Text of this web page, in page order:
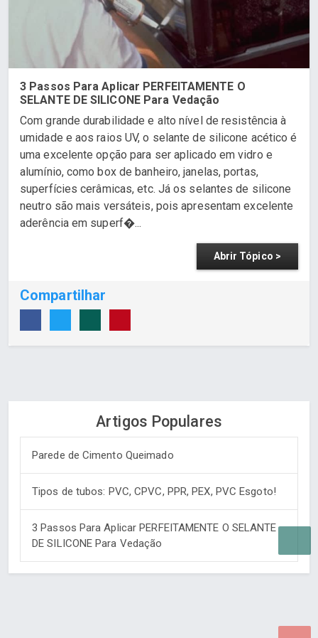
3 Passos Para Aplicar PERFEITAMENTE O
SELANTE DE SILICONE Para Vedação
Com grande durabilidade e alto nível de resistência à
umidade e aos raios UV, o selante de silicone acético é
uma excelente opção para ser aplicado em vidro e
alumínio, como box de banheiro, janelas, portas,
superfícies cerâmicas, etc. Já os selantes de silicone
neutro são mais versáteis, pois apresentam excelente
aderência em superf�...
Abrir Tópico >
Compartilhar
Artigos Populares
Parede de Cimento Queimado
Tipos de tubos: PVC, CPVC, PPR, PEX, PVC Esgoto!
3 Passos Para Aplicar PERFEITAMENTE O SELANTE
DE SILICONE Para Vedação